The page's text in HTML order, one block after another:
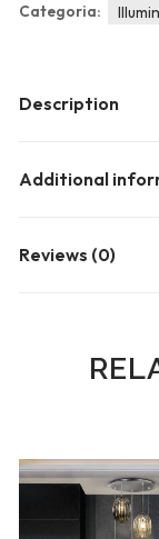
Description
Additional
Reviews (0)
Categoria: